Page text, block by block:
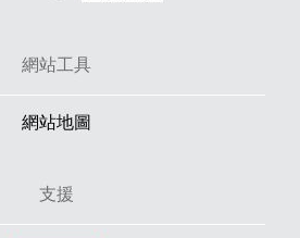
網站工具
網站地圖
支援